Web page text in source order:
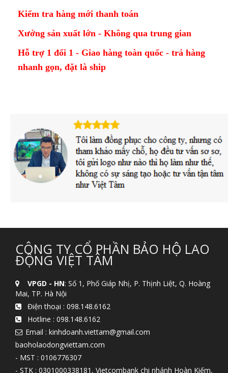
Kiểm tra hàng mới thanh toán
Xưởng sản xuất lớn - Không qua trung gian
Hỗ trợ 1 đổi 1 - Giao hàng toàn quốc - trả hàng
nhanh gọn, đặt là ship
CÔNG TY CỔ PHẦN BẢO HỘ LAO
ĐỘNG VIỆT TÂM
VPGD - HN: Số 1, Phố Giáp Nhị, P. Thịnh Liệt, Q. Hoàng
Mai, TP. Hà Nội
Điện thoại : 098.148.6162
Hotline : 098.148.6162
Email : kinhdoanh.viettam@gmail.com
baoholaodongviettam.com
- MST : 0106776307
- STK : 0301000338181, Vietcombank chi nhánh Hoàn Kiếm,